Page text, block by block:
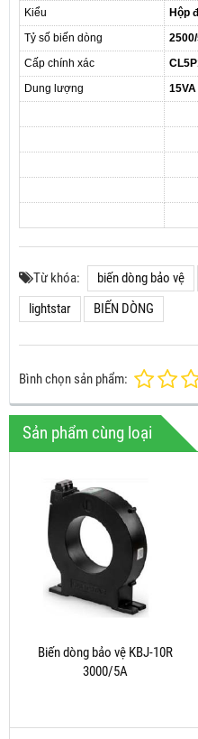
Kiểu
Hộp
Tỷ số biến dòng
Cấp chính xác
Dung lượng
15VA
Từ khóa: biến dòng bảo vệ
lightstar
BIẾN DÒNG
Bình chọn sản phẩm:
Sản phẩm cùng loại
Biến dòng bảo vệ KBJ-10R
3000/5A